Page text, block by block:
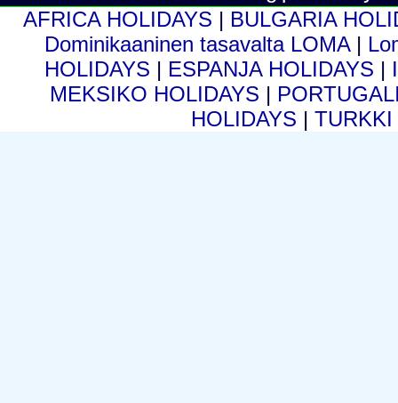
AFRICA HOLIDAYS | BULGARIA
Dominikaaninen tasavalta LOMA |
HOLIDAYS | ESPANJA HOLIDAYS |
MEKSIKO HOLIDAYS |
HOLIDAYS |